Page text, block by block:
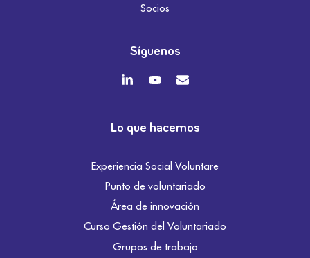
Socios
Síguenos
Lo que hacemos
Experiencia Social Voluntare
Punto de voluntariado
Área de innovación
Curso Gestión del Voluntariado
Grupos de trabajo